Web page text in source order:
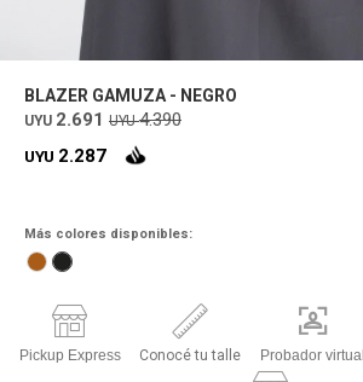
BLAZER GAMUZA - NEGRO
UYU 2.691 UYU 4.390
UYU 2.287
Más colores disponibles:
Pickup Express Conocé tu talle Probador virtual